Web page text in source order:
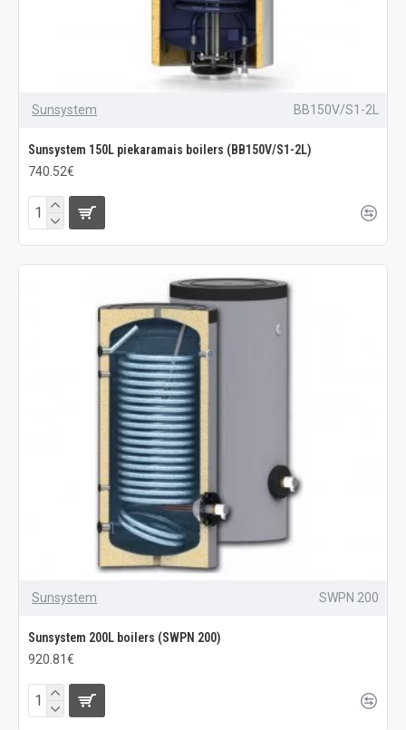
Sunsystem BB150V/S1-2L
Sunsystem 150L piekaramais boilers (BB150V/S1-2L)
740.52€
Sunsystem SWPN 200
Sunsystem 200L boilers (SWPN 200)
920.81€